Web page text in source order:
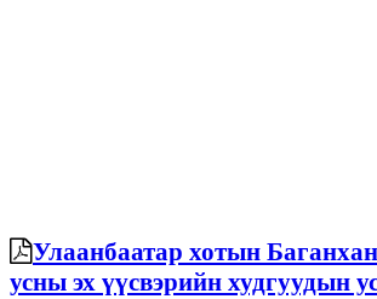
Улаанбаатар хотын
усны эх үүсвэрийн худгуудын